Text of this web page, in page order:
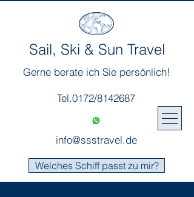
Sail, Ski & Sun Travel
Gerne berate ich Sie persönlich!
Tel.0172/8142687
info@ssstravel.de
Welches Schiff passt zu mir?